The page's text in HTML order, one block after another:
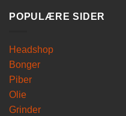
POPULÆRE SIDER
Headshop
Bonger
Piber
Olie
Grinder